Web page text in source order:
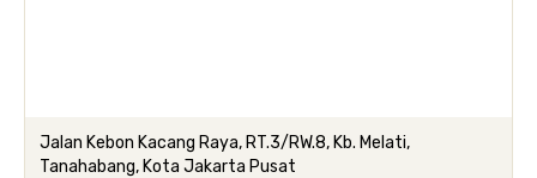
Jalan Kebon Kacang Raya, RT.3/RW.8, Kb. Melati,
Tanahabang, Kota Jakarta Pusat